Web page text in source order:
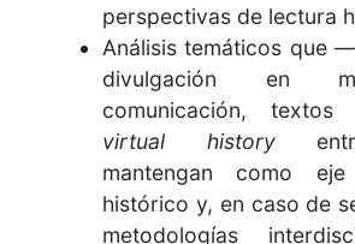
perspectivas de lectura
Análisis temáticos que
divulgación en
comunicación,
virtual history
mantengan como
histórico y, en caso de
metodologías